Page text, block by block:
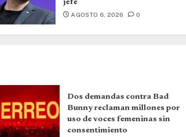
jefe
AGOSTO 6, 2026 0
Dos demandas contra Bad
Bunny reclaman millones por
uso de voces femeninas sin
consentimiento